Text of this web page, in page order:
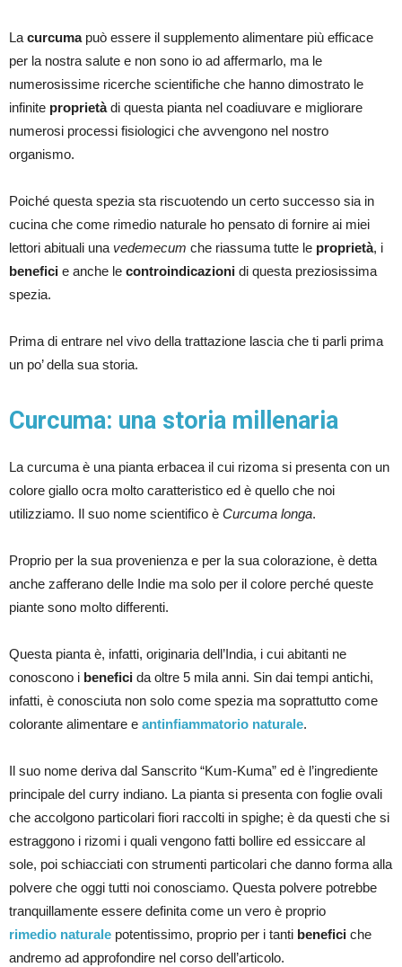
La curcumapuò essere il supplemento alimentare più efficace
per la nostra salute e non sono io ad affermarlo, ma le
numerosissime ricerche scientifiche che hanno dimostrato le
infinite proprietàdi questa pianta nel coadiuvare e migliorare
numerosi processi fisiologici che avvengono nel nostro
organismo.
Poiché questa spezia sta riscuotendo un certo successo sia in
cucina che come rimedio naturale ho pensato di fornire ai miei
lettori abituali una vedemecum che riassuma tutte le proprietà, i
benefici e anche le controindicazioni di questa preziosissima
spezia.
Prima di entrare nel vivo della trattazione lascia che ti parli prima
un po’ della sua storia.
Curcuma: una storia millenaria
La curcuma è una pianta erbacea il cui rizoma si presenta con un
colore giallo ocra molto caratteristico ed è quello che noi
utilizziamo. Il suo nome scientifico è Curcuma longa.
Proprio per la sua provenienza e per la sua colorazione, è detta
anche zafferano delle Indie ma solo per il colore perché queste
piante sono molto differenti.
Questa pianta è, infatti, originaria dell’India, i cui abitanti ne
conoscono i benefici da oltre 5 mila anni. Sin dai tempi antichi,
infatti, è conosciuta non solo come spezia ma soprattutto come
colorante alimentare e antinfiammatorio naturale.
Il suo nome deriva dal Sanscrito “Kum-Kuma” ed è l’ingrediente
principale del curry indiano. La pianta si presenta con foglie ovali
che accolgono particolari fiori raccolti in spighe; è da questi che si
estraggono i rizomi i quali vengono fatti bollire ed essiccare al
sole, poi schiacciati con strumenti particolari che danno forma alla
polvere che oggi tutti noi conosciamo. Questa polvere potrebbe
tranquillamente essere definita come un vero è proprio
rimedio naturale potentissimo, proprio per i tanti benefici che
andremo ad approfondire nel corso dell’articolo.